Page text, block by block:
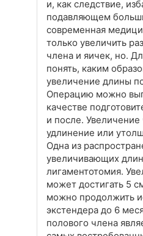
и, как следствие,
подавляющем
современная
только увеличить
члена и яичек, но.
понять, каким
увеличение длины
Операцию можно
качестве
и после.
удлинение или
Одна из
увеличивающих
лигаментотомия.
может достигать 5
можно продолжить
экстендера до 6
полового члена